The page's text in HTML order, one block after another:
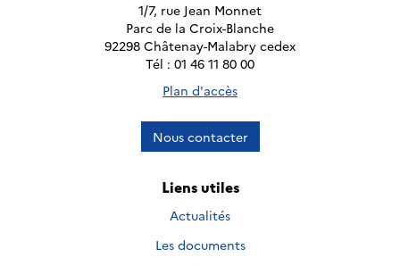
1/7, rue Jean Monnet
Parc de la Croix-Blanche
92298 Châtenay-Malabry cedex
Tél : 01 46 11 80 00
Plan d'accès
Nous contacter
Liens utiles
Actualités
Les documents